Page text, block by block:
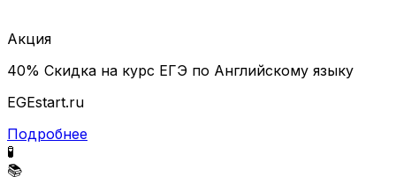
Акция
40% Скидка на курс ЕГЭ по Английскому языку
EGEstart.ru
Подробнее
🧪
📚